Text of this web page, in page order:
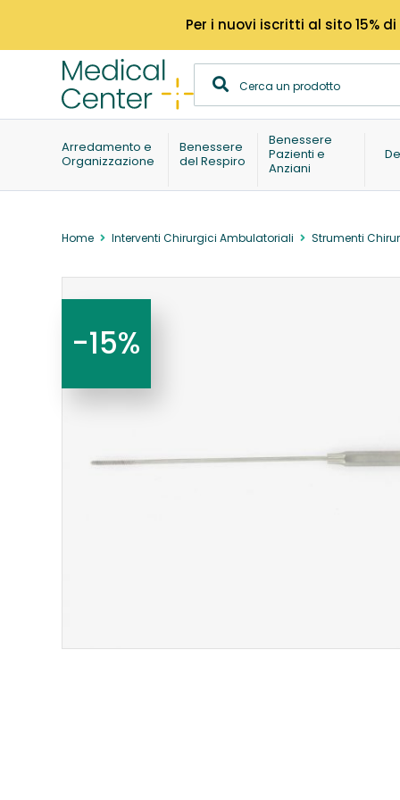
Per i nuovi iscritti al sito 15%
Arredamento e
Organizzazione
Benessere
del Respiro
Benessere
Pazienti e
Anziani
Home Interventi Chirurgici Ambulatoriali Strumenti
-15%